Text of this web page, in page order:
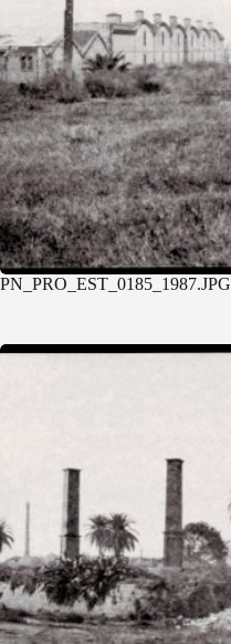
PN_PRO_EST_0185_1987.JPG